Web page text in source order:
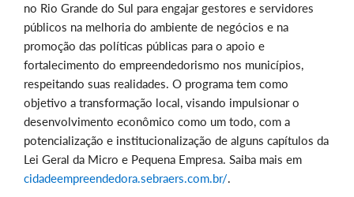
no Rio Grande do Sul para engajar gestores e servidores
públicos na melhoria do ambiente de negócios e na
promoção das políticas públicas para o apoio e
fortalecimento do empreendedorismo nos municípios,
respeitando suas realidades. O programa tem como
objetivo a transformação local, visando impulsionar o
desenvolvimento econômico como um todo, com a
potencialização e institucionalização de alguns capítulos da
Lei Geral da Micro e Pequena Empresa. Saiba mais em
cidadeempreendedora.sebraers.com.br/.